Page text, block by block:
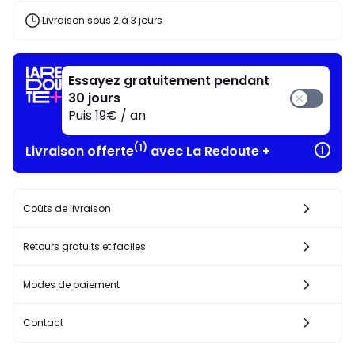
articles
profite
!
Livraison sous 2 à 3 jours
Essayez gratuitement pendant
30 jours
Puis 19€ / an
Livraison offerte(1) avec La Redoute +
Coûts de livraison
Retours gratuits et faciles
Modes de paiement
Contact